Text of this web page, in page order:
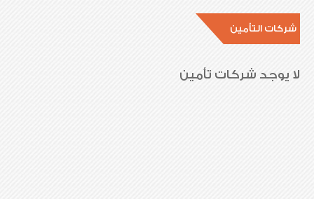
شركات التأمين
لا يوجد شركات تأمين